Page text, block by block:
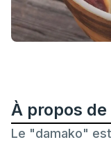
À propos
Le "damako"